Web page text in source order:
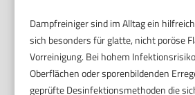
Dampfreiniger sind im Alltag ein
sich besonders für glatte, nicht poröse
Vorreinigung. Bei hohem
Oberflächen oder sporenbildenden
geprüfte Desinfektionsmethoden die